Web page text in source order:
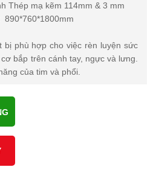
Thép mạ kẽm 114mm & 3 mm
bị phù hợp cho việc rèn luyện sức
bắp trên cánh tay, ngực và lưng.
của tim và phổi.